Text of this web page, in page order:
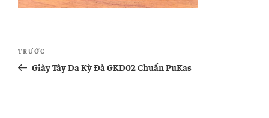
Điều
hướng
Bài
cũ
TRƯỚC
Giày Tây Da Kỳ Đà GKD02 Chuẩn PuKas